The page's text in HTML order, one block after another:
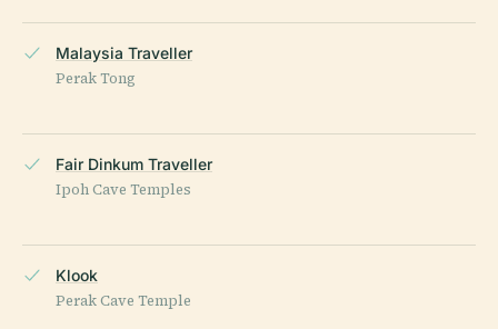
Malaysia Traveller
Perak Tong
Fair Dinkum Traveller
Ipoh Cave Temples
Klook
Perak Cave Temple